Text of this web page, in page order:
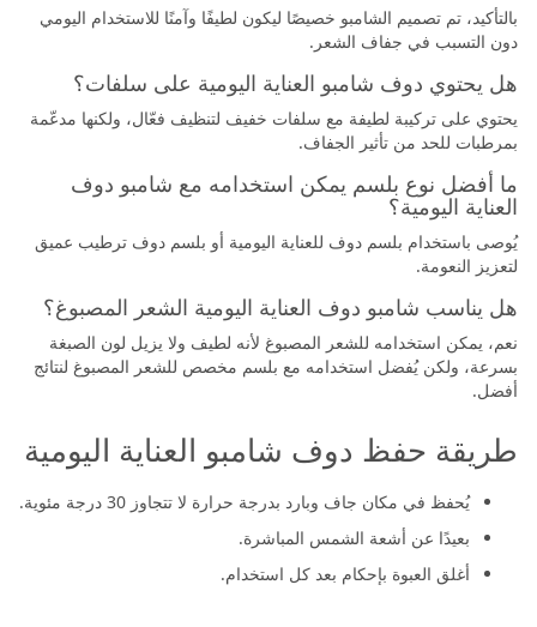
بالتأكيد، تم تصميم الشامبو خصيصًا ليكون لطيفًا وآمنًا للاستخدام اليومي
دون التسبب في جفاف الشعر.
هل يحتوي دوف شامبو العناية اليومية على سلفات؟
يحتوي على تركيبة لطيفة مع سلفات خفيف لتنظيف فعّال، ولكنها مدعّمة
بمرطبات للحد من تأثير الجفاف.
ما أفضل نوع بلسم يمكن استخدامه مع شامبو دوف
العناية اليومية؟
يُوصى باستخدام بلسم دوف للعناية اليومية أو بلسم دوف ترطيب عميق
لتعزيز النعومة.
هل يناسب شامبو دوف العناية اليومية الشعر المصبوغ؟
نعم، يمكن استخدامه للشعر المصبوغ لأنه لطيف ولا يزيل لون الصبغة
بسرعة، ولكن يُفضل استخدامه مع بلسم مخصص للشعر المصبوغ لنتائج
أفضل.
طريقة حفظ دوف شامبو العناية اليومية
يُحفظ في مكان جاف وبارد بدرجة حرارة لا تتجاوز 30 درجة مئوية.
بعيدًا عن أشعة الشمس المباشرة.
أغلق العبوة بإحكام بعد كل استخدام.